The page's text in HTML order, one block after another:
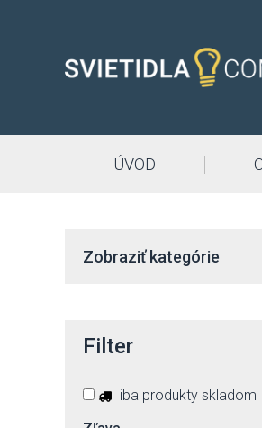
ÚVOD
Zobraziť kategórie
Filter
iba produkty skladom